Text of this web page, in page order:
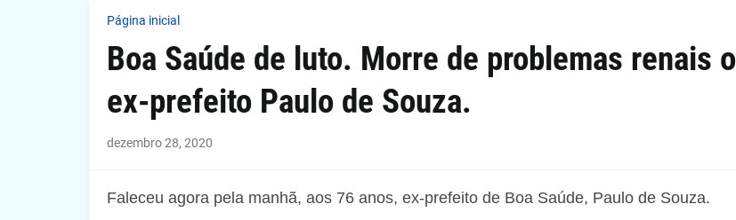
Página inicial
Boa Saúde de luto. Morre de problemas renais o
ex-prefeito Paulo de Souza.
dezembro 28, 2020
Faleceu agora pela manhã, aos 76 anos, ex-prefeito de Boa Saúde, Paulo de Souza.